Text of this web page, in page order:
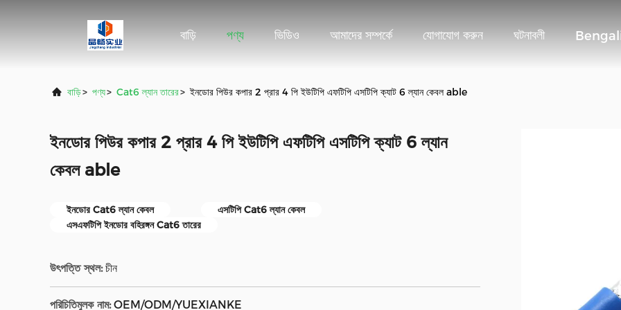
বাড়ি পণ্য ভিডিও আমাদের সম্পর্কে যোগাযোগ করুন ঘটনাবলী
বাড়ি> পণ্য> Cat6 ল্যান তারের> ইনডোর পিউর কপার 2 প্রার 4 পি ইউটিপি এফটিপি এসটিপি ক্যাট 6 ল্যান কেবল able
ইনডোর পিউর কপার 2 প্রার 4 পি ইউটিপি এফটিপি এসটিপি ক্যাট 6 ল্যান
কেবল able
ইনডোর Cat6 ল্যান কেবল
এসটিপি Cat6 ল্যান কেবল
এসএফটিপি ইনডোর বহিরঙ্গন Cat6 তারের
উৎপত্তি স্থল: চীন
পরিচিতিমুলক নাম: OEM/ODM/YUEXIANKE